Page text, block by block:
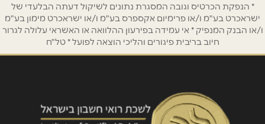
אנא חזרו אלי בקשר ל...
הודעה *
* הנפקת הכרטיס וגובה המסגרת נתונים לשיקול דעתה הבלעדי של
ישראכרט בע"מ ו/או פרימיום אקספרס בע"מ ו/או ישראכרט מימון בע"מ
ו/או הבנק המנפיק * אי עמידה בפירעון ההלוואה או האשראי עלולה לגרור
חיוב בריבית פיגורים והליכי הוצאה לפועל * טל"ח